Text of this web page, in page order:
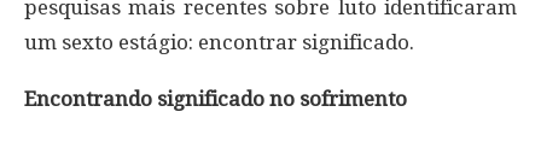
pesquisas mais recentes sobre luto identificaram
um sexto estágio: encontrar significado.
Encontrando significado no sofrimento